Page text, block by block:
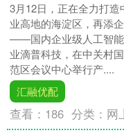
3月12日，正在全力打
业高地的海淀区，再添
——国内企业级人工智
业滴普科技，在中关村
范区会议中心举行产....
汇融优配
查看： 186 分类： 网